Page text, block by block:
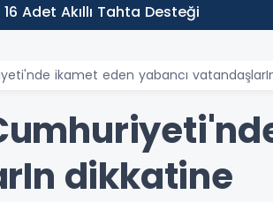
Adet Akıllı Tahta Desteği
ikamet eden yabancı
dikkatine